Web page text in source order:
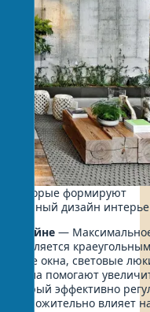
которые формируют
дизайн
дизайне —
является
окна, световые
помогают
который эффективно
и положительно влияет